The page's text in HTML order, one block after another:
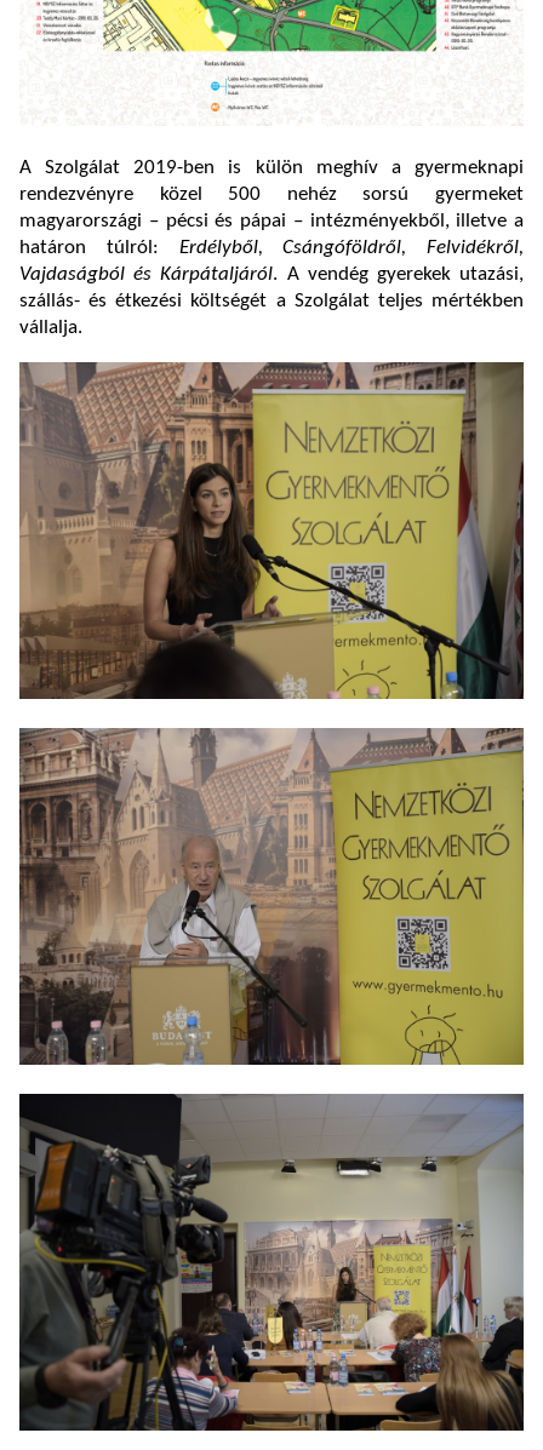
A Szolgálat 2019-ben is külön meghív a gyermeknapi
rendezvényre közel 500 nehéz sorsú gyermeket
magyarországi – pécsi és pápai – intézményekből, illetve a
határon túlról: Erdélyből, Csángóföldről, Felvidékről,
Vajdaságból ésKárpátaljáról. A vendég gyerekek utazási,
szállás- és étkezési költségét a Szolgálat teljes mértékben
vállalja.